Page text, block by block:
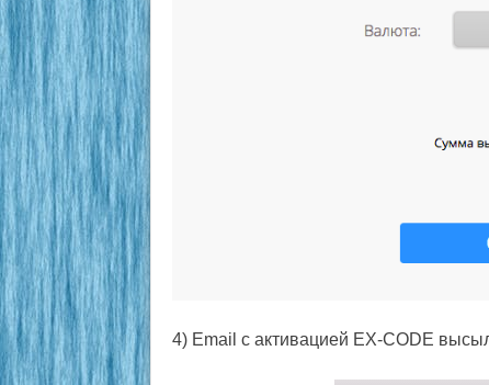
4) Email с активацией EX-CODE